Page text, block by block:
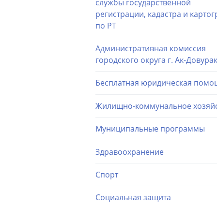
службы государственной
регистрации, кадастра и
по РТ
Административная комиссия
городского округа г. Ак-Довурак
Бесплатная юридическая
Жилищно-коммунальное
Муниципальные программы
Здравоохранение
Спорт
Социальная защита